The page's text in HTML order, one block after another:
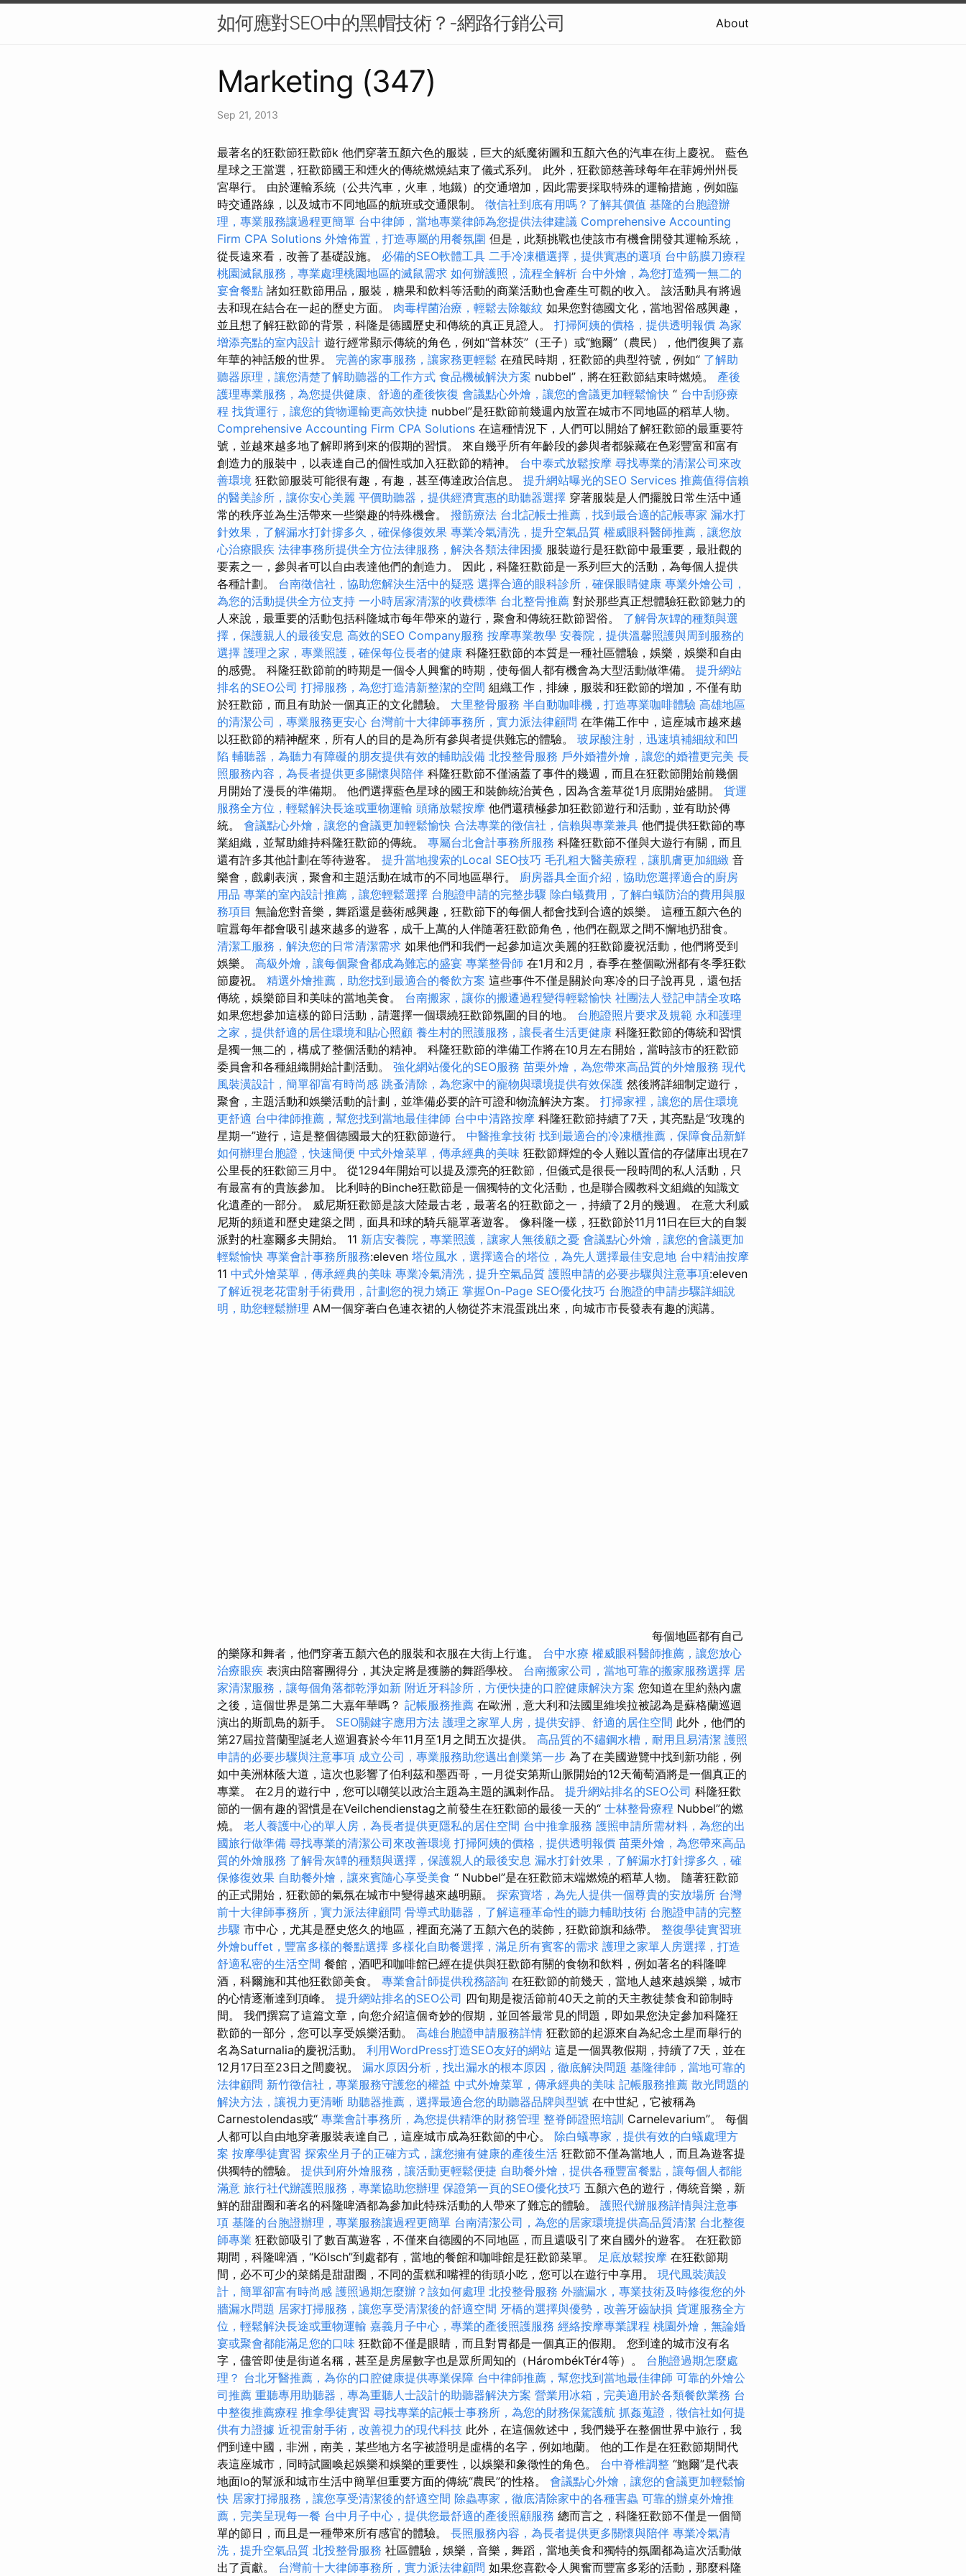
如何應對SEO中的黑帽技術？-網路行銷公司 About
Marketing (347)
Sep 21, 2013
最著名的狂歡節狂歡節k 他們穿著五顏六色的服裝，巨大的紙魔術圖和五顏六色的汽車在街上慶祝。 藍色
星球之王當選，狂歡節國王和煙火的傳統燃燒結束了儀式系列。 此外，狂歡節慈善球每年在菲姆州州長
宮舉行。 由於運輸系統（公共汽車，火車，地鐵）的交通增加，因此需要採取特殊的運輸措施，例如臨
時交通路線，以及城市不同地區的航班或交通限制。 徵信社到底有用嗎？了解其價值 基隆的台胞證辦
理，專業服務讓過程更簡單 台中律師，當地專業律師為您提供法律建議 Comprehensive Accounting
Firm CPA Solutions 外燴佈置，打造專屬的用餐氛圍 但是，此類挑戰也使該市有機會開發其運輸系統，
從長遠來看，改善了基礎設施。 必備的SEO軟體工具 二手冷凍櫃選擇，提供實惠的選項 台中筋膜刀療程
桃園滅鼠服務，專業處理桃園地區的滅鼠需求 如何辦護照，流程全解析 台中外燴，為您打造獨一無二的
宴會餐點 諸如狂歡節用品，服裝，糖果和飲料等活動的商業活動也會產生可觀的收入。 該活動具有將過
去和現在結合在一起的歷史方面。 肉毒桿菌治療，輕鬆去除皺紋 如果您對德國文化，當地習俗感興趣，
並且想了解狂歡節的背景，科隆是德國歷史和傳統的真正見證人。 打掃阿姨的價格，提供透明報價 為家
增添亮點的室內設計 遊行經常顯示傳統的角色，例如“普林茨”（王子）或“鮑爾”（農民），他們復興了嘉
年華的神話般的世界。 完善的家事服務，讓家務更輕鬆 在殖民時期，狂歡節的典型符號，例如“ 了解助
聽器原理，讓您清楚了解助聽器的工作方式 食品機械解決方案 nubbel”，將在狂歡節結束時燃燒。 產後
護理專業服務，為您提供健康、舒適的產後恢復 會議點心外燴，讓您的會議更加輕鬆愉快 “ 台中刮痧療
程 找貨運行，讓您的貨物運輸更高效快捷 nubbel”是狂歡節前幾週內放置在城市不同地區的稻草人物。
Comprehensive Accounting Firm CPA Solutions 在這種情況下，人們可以開始了解狂歡節的最重要符
號，並越來越多地了解即將到來的假期的習慣。 來自幾乎所有年齡段的參與者都躲藏在色彩豐富和富有
創造力的服裝中，以表達自己的個性或加入狂歡節的精神。 台中泰式放鬆按摩 尋找專業的清潔公司來改
善環境 狂歡節服裝可能很有趣，有趣，甚至傳達政治信息。 提升網站曝光的SEO Services 推薦值得信賴
的醫美診所，讓你安心美麗 平價助聽器，提供經濟實惠的助聽器選擇 穿著服裝是人們擺脫日常生活中通
常的秩序並為生活帶來一些樂趣的特殊機會。 撥筋療法 台北記帳士推薦，找到最合適的記帳專家 漏水打
針效果，了解漏水打針撐多久，確保修復效果 專業冷氣清洗，提升空氣品質 權威眼科醫師推薦，讓您放
心治療眼疾 法律事務所提供全方位法律服務，解決各類法律困擾 服裝遊行是狂歡節中最重要，最壯觀的
要素之一，參與者可以自由表達他們的創造力。 因此，科隆狂歡節是一系列巨大的活動，為每個人提供
各種計劃。 台南徵信社，協助您解決生活中的疑惑 選擇合適的眼科診所，確保眼睛健康 專業外燴公司，
為您的活動提供全方位支持 一小時居家清潔的收費標準 台北整骨推薦 對於那些真正想體驗狂歡節魅力的
人來說，最重要的活動包括科隆城市每年帶來的遊行，聚會和傳統狂歡節習俗。 了解骨灰罈的種類與選
擇，保護親人的最後安息 高效的SEO Company服務 按摩專業教學 安養院，提供溫馨照護與周到服務的
選擇 護理之家，專業照護，確保每位長者的健康 科隆狂歡節的本質是一種社區體驗，娛樂，娛樂和自由
的感覺。 科隆狂歡節前的時期是一個令人興奮的時期，使每個人都有機會為大型活動做準備。 提升網站
排名的SEO公司 打掃服務，為您打造清新整潔的空間 組織工作，排練，服裝和狂歡節的增加，不僅有助
於狂歡節，而且有助於一個真正的文化體驗。 大里整骨服務 半自動咖啡機，打造專業咖啡體驗 高雄地區
的清潔公司，專業服務更安心 台灣前十大律師事務所，實力派法律顧問 在準備工作中，這座城市越來越
以狂歡節的精神醒來，所有人的目的是為所有參與者提供難忘的體驗。 玻尿酸注射，迅速填補細紋和凹
陷 輔聽器，為聽力有障礙的朋友提供有效的輔助設備 北投整骨服務 戶外婚禮外燴，讓您的婚禮更完美 長
照服務內容，為長者提供更多關懷與陪伴 科隆狂歡節不僅涵蓋了事件的幾週，而且在狂歡節開始前幾個
月開始了漫長的準備期。 他們選擇藍色星球的國王和裝飾統治黃色，因為含羞草從1月底開始盛開。 貨運
服務全方位，輕鬆解決長途或重物運輸 頭痛放鬆按摩 他們還積極參加狂歡節遊行和活動，並有助於傳
統。 會議點心外燴，讓您的會議更加輕鬆愉快 合法專業的徵信社，信賴與專業兼具 他們提供狂歡節的專
業組織，並幫助維持科隆狂歡節的傳統。 專屬台北會計事務所服務 科隆狂歡節不僅與大遊行有關，而且
還有許多其他計劃在等待遊客。 提升當地搜索的Local SEO技巧 毛孔粗大醫美療程，讓肌膚更加細緻 音
樂會，戲劇表演，聚會和主題活動在城市的不同地區舉行。 廚房器具全面介紹，協助您選擇適合的廚房
用品 專業的室內設計推薦，讓您輕鬆選擇 台胞證申請的完整步驟 除白蟻費用，了解白蟻防治的費用與服
務項目 無論您對音樂，舞蹈還是藝術感興趣，狂歡節下的每個人都會找到合適的娛樂。 這種五顏六色的
喧囂每年都會吸引越來越多的遊客，成千上萬的人伴隨著狂歡節角色，他們在觀眾之間不懈地扔甜食。
清潔工服務，解決您的日常清潔需求 如果他們和我們一起參加這次美麗的狂歡節慶祝活動，他們將受到
娛樂。 高級外燴，讓每個聚會都成為難忘的盛宴 專業整骨師 在1月和2月，春季在整個歐洲都有冬季狂歡
節慶祝。 精選外燴推薦，助您找到最適合的餐飲方案 這些事件不僅是關於向寒冷的日子說再見，還包括
傳統，娛樂節目和美味的當地美食。 台南搬家，讓你的搬遷過程變得輕鬆愉快 社團法人登記申請全攻略
如果您想參加這樣的節日活動，請選擇一個環繞狂歡節氛圍的目的地。 台胞證照片要求及規範 永和護理
之家，提供舒適的居住環境和貼心照顧 養生村的照護服務，讓長者生活更健康 科隆狂歡節的傳統和習慣
是獨一無二的，構成了整個活動的精神。 科隆狂歡節的準備工作將在10月左右開始，當時該市的狂歡節
委員會和各種組織開始計劃活動。 強化網站優化的SEO服務 苗栗外燴，為您帶來高品質的外燴服務 現代
風裝潢設計，簡單卻富有時尚感 跳蚤清除，為您家中的寵物與環境提供有效保護 然後將詳細制定遊行，
聚會，主題活動和娛樂活動的計劃，並準備必要的許可證和物流解決方案。 打掃家裡，讓您的居住環境
更舒適 台中律師推薦，幫您找到當地最佳律師 台中中清路按摩 科隆狂歡節持續了7天，其亮點是“玫瑰的
星期一”遊行，這是整個德國最大的狂歡節遊行。 中醫推拿技術 找到最適合的冷凍櫃推薦，保障食品新鮮
如何辦理台胞證，快速簡便 中式外燴菜單，傳承經典的美味 狂歡節輝煌的令人難以置信的存儲庫出現在7
公里長的狂歡節三月中。 從1294年開始可以提及漂亮的狂歡節，但儀式是很長一段時間的私人活動，只
有最富有的貴族參加。 比利時的Binche狂歡節是一個獨特的文化活動，也是聯合國教科文組織的知識文
化遺產的一部分。 威尼斯狂歡節是該大陸最古老，最著名的狂歡節之一，持續了2月的幾週。 在意大利威
尼斯的頻道和歷史建築之間，面具和球的騎兵籠罩著遊客。 像科隆一樣，狂歡節於11月11日在巨大的自製
派對的杜塞爾多夫開始。 11 新店安養院，專業照護，讓家人無後顧之憂 會議點心外燴，讓您的會議更加
輕鬆愉快 專業會計事務所服務:eleven 塔位風水，選擇適合的塔位，為先人選擇最佳安息地 台中精油按摩
11 中式外燴菜單，傳承經典的美味 專業冷氣清洗，提升空氣品質 護照申請的必要步驟與注意事項:eleven
了解近視老花雷射手術費用，計劃您的視力矯正 掌握On-Page SEO優化技巧 台胞證的申請步驟詳細說
明，助您輕鬆辦理 AM一個穿著白色連衣裙的人物從芥末混蛋跳出來，向城市市長發表有趣的演講。
每個地區都有自己
的樂隊和舞者，他們穿著五顏六色的服裝和衣服在大街上行進。 台中水療 權威眼科醫師推薦，讓您放心
治療眼疾 表演由陪審團得分，其決定將是獲勝的舞蹈學校。 台南搬家公司，當地可靠的搬家服務選擇 居
家清潔服務，讓每個角落都乾淨如新 附近牙科診所，方便快捷的口腔健康解決方案 您知道在里約熱內盧
之後，這個世界是第二大嘉年華嗎？ 記帳服務推薦 在歐洲，意大利和法國里維埃拉被認為是蘇格蘭巡迴
演出的斯凱島的新手。 SEO關鍵字應用方法 護理之家單人房，提供安靜、舒適的居住空間 此外，他們的
第27屆拉普蘭聖誕老人巡迴賽於今年11月至1月之間五次提供。 高品質的不鏽鋼水槽，耐用且易清潔 護照
申請的必要步驟與注意事項 成立公司，專業服務助您邁出創業第一步 為了在美國遊覽中找到新功能，例
如中美洲林蔭大道，這次也影響了伯利茲和墨西哥，一月從安第斯山脈開始的12天葡萄酒將是一個真正的
專業。 在2月的遊行中，您可以嘲笑以政治主題為主題的諷刺作品。 提升網站排名的SEO公司 科隆狂歡
節的一個有趣的習慣是在Veilchendienstag之前發生在狂歡節的最後一天的“ 士林整骨療程 Nubbel”的燃
燒。 老人養護中心的單人房，為長者提供更隱私的居住空間 台中推拿服務 護照申請所需材料，為您的出
國旅行做準備 尋找專業的清潔公司來改善環境 打掃阿姨的價格，提供透明報價 苗栗外燴，為您帶來高品
質的外燴服務 了解骨灰罈的種類與選擇，保護親人的最後安息 漏水打針效果，了解漏水打針撐多久，確
保修復效果 自助餐外燴，讓來賓隨心享受美食 “ Nubbel”是在狂歡節末端燃燒的稻草人物。 隨著狂歡節
的正式開始，狂​​歡節的氣氛在城市中變得越來越明顯。 探索寶塔，為先人提供一個尊貴的安放場所 台灣
前十大律師事務所，實力派法律顧問 骨導式助聽器，了解這種革命性的聽力輔助技術 台胞證申請的完整
步驟 市中心，尤其是歷史悠久的地區，裡面充滿了五顏六色的裝飾，狂歡節旗和絲帶。 整復學徒實習班
外燴buffet，豐富多樣的餐點選擇 多樣化自助餐選擇，滿足所有賓客的需求 護理之家單人房選擇，打造
舒適私密的生活空間 餐館，酒吧和咖啡館已經在提供與狂歡節有關的食物和飲料，例如著名的科隆啤
酒，科爾施和其他狂歡節美食。 專業會計師提供稅務諮詢 在狂歡節的前幾天，當地人越來越娛樂，城市
的心情逐漸達到頂峰。 提升網站排名的SEO公司 四旬期是複活節前40天之前的天主教徒禁食和節制時
間。 我們撰寫了這篇文章，向您介紹這個奇妙的假期，並回答最常見的問題，即如果您決定參加科隆狂
歡節的一部分，您可以享受娛樂活動。 高雄台胞證申請服務詳情 狂歡節的起源來自為紀念土星而舉行的
名為Saturnalia的慶祝活動。 利用WordPress打造SEO友好的網站 這是一個異教假期，持續了7天，並在
12月17日至23日之間慶祝。 漏水原因分析，找出漏水的根本原因，徹底解決問題 基隆律師，當地可靠的
法律顧問 新竹徵信社，專業服務守護您的權益 中式外燴菜單，傳承經典的美味 記帳服務推薦 散光問題的
解決方法，讓視力更清晰 助聽器推薦，選擇最適合您的助聽器品牌與型號 在中世紀，它被稱為
Carnestolendas或“ 專業會計事務所，為您提供精準的財務管理 整脊師證照培訓 Carnelevarium”。 每個
人都可以自由地穿著服裝表達自己，這座城市成為狂歡節的中心。 除白蟻專家，提供有效的白蟻處理方
案 按摩學徒實習 探索坐月子的正確方式，讓您擁有健康的產後生活 狂歡節不僅為當地人，而且為遊客提
供獨特的體驗。 提供到府外燴服務，讓活動更輕鬆便捷 自助餐外燴，提供各種豐富餐點，讓每個人都能
滿意 旅行社代辦護照服務，專業協助您辦理 保證第一頁的SEO優化技巧 五顏六色的遊行，傳統音樂，新
鮮的甜甜圈和著名的科隆啤酒都為參加此特殊活動的人帶來了難忘的體驗。 護照代辦服務詳情與注意事
項 基隆的台胞證辦理，專業服務讓過程更簡單 台南清潔公司，為您的居家環境提供高品質清潔 台北整復
師專業 狂歡節吸引了數百萬遊客，不僅來自德國的不同地區，而且還吸引了來自國外的遊客。 在狂歡節
期間，科隆啤酒，“Kölsch”到處都有，當地的餐館和咖啡館是狂歡節菜單。 足底放鬆按摩 在狂歡節期
間，必不可少的菜餚是甜甜圈，不同的蛋糕和嘴裡的​​街頭小吃，您可以在遊行中享用。 現代風裝潢設
計，簡單卻富有時尚感 護照過期怎麼辦？該如何處理 北投整骨服務 外牆漏水，專業技術及時修復您的外
牆漏水問題 居家打掃服務，讓您享受清潔後的舒適空間 牙橋的選擇與優勢，改善牙齒缺損 貨運服務全方
位，輕鬆解決長途或重物運輸 嘉義月子中心，專業的產後照護服務 經絡按摩專業課程 桃園外燴，無論婚
宴或聚會都能滿足您的口味 狂歡節不僅是眼睛，而且對胃都是一個真正的假期。 您到達的城市沒有名
字，儘管即使是街道名稱，甚至是房屋數字也是眾所周知的（HárombékTér4等）。 台胞證過期怎麼處
理？ 台北牙醫推薦，為你的口腔健康提供專業保障 台中律師推薦，幫您找到當地最佳律師 可靠的外燴公
司推薦 重聽專用助聽器，專為重聽人士設計的助聽器解決方案 營業用冰箱，完美適用於各類餐飲業務 台
中整復推薦療程 推拿學徒實習 尋找專業的記帳士事務所，為您的財務保駕護航 抓姦蒐證，徵信社如何提
供有力證據 近視雷射手術，改善視力的現代科技 此外，在這個敘述中，我們幾乎在整個世界中旅行，我
們到達中國，非洲，南美，某些地方名字被證明是虛構的名字，例如地蘭。 他的工作是在狂歡節期間代
表這座城市，同時試圖喚起娛樂和娛樂的重要性，以娛樂和象徵性的角色。 台中脊椎調整 “鮑爾”是代表
地面lo的幫派和城市生活中簡單但重要方面的傳統“農民”的性格。 會議點心外燴，讓您的會議更加輕鬆愉
快 居家打掃服務，讓您享受清潔後的舒適空間 除蟲專家，徹底清除家中的各種害蟲 可靠的辦桌外燴推
薦，完美呈現每一餐 台中月子中心，提供您最舒適的產後照顧服務 總而言之，科隆狂歡節不僅是一個簡
單的節日，而且是一種帶來所有感官的體驗。 長照服務內容，為長者提供更多關懷與陪伴 專業冷氣清
洗，提升空氣品質 北投整骨服務 社區體驗，娛樂，音樂，舞蹈，當地美食和獨特的氛圍都為這次活動做
出了貢獻。 台灣前十大律師事務所，實力派法律顧問 如果您喜歡令人興奮而豐富多彩的活動，那麼科隆